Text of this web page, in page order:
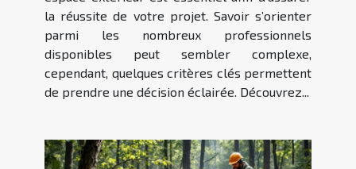
la réussite de votre projet. Savoir s’orienter
parmi les nombreux professionnels
disponibles peut sembler complexe,
cependant, quelques critères clés permettent
de prendre une décision éclairée. Découvrez...